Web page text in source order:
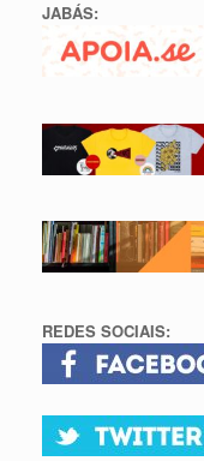
JABÁS:
REDES SOCIAIS: